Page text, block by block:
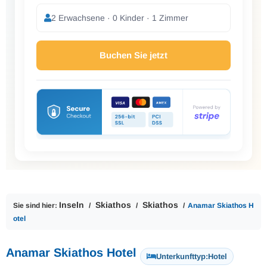
2 Erwachsene · 0 Kinder · 1 Zimmer
Buchen Sie jetzt
Sie sind hier: Inseln Skiathos Skiathos
Anamar Skiathos H
otel
Anamar Skiathos Hotel Unterkunfttyp:Hotel